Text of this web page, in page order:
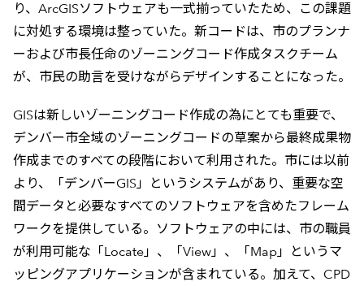
り、ArcGISソフトウェアも一式揃っていたため、この課題
に対処する環境は整っていた。新コードは、市のプランナ
ーおよび市長任命のゾーニングコード作成タスクチーム
が、市民の助言を受けながらデザインすることになった。
GISは新しいゾーニングコード作成の為にとても重要で、
デンバー市全域のゾーニングコードの草案から最終成果物
作成までのすべての段階において利用された。市には以前
より、「デンバーGIS」というシステムがあり、重要な空
間データと必要なすべてのソフトウェアを含めたフレーム
ワークを提供している。ソフトウェアの中には、市の職員
が利用可能な「Locate」、「View」、「Map」というマ
ッピングアプリケーションが含まれている。加えて、CPD